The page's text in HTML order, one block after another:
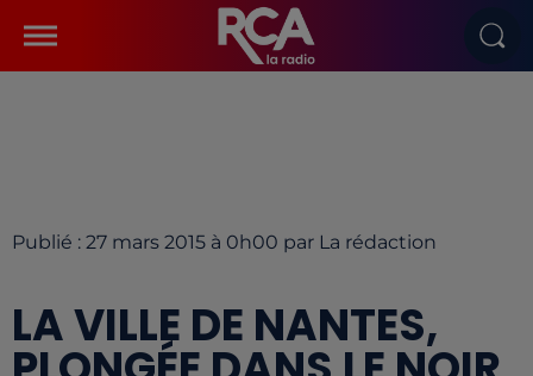
Publié : 27 mars 2015 à 0h00 par La rédaction
LA VILLE DE NANTES,